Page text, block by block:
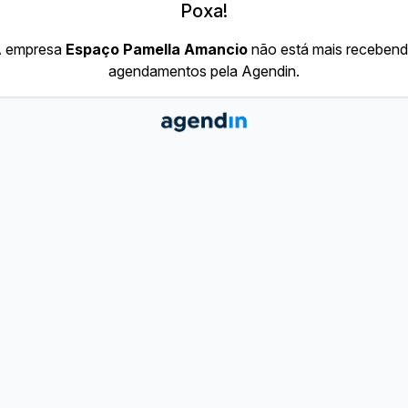
Poxa!
empresa Espaço Pamella Amancio não está mais
agendamentos pela Agendin.